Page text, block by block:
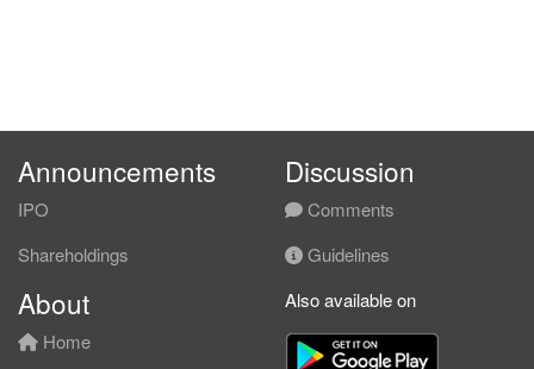
Announcements
IPO
Shareholdings
Discussion
Comments
Guidelines
About
Home
Also available on